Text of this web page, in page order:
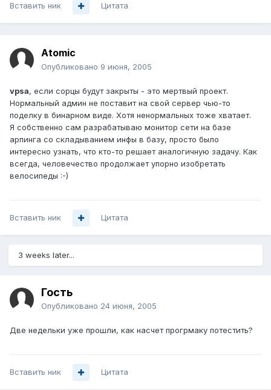
Вставить ник Цитата
Atomic
Опубликовано 9 июня, 2005
vpsa, если сорцы будут закрыты - это мертвый проект.
Нормальный админ не поставит на свой сервер чью-то
поделку в бинарном виде. Хотя ненормальных тоже хватает.
Я собственно сам разрабатываю монитор сети на базе
арпинга со складыванием инфы в базу, просто было
интересно узнать, что кто-то решает аналогичную задачу. Как
всегда, человечество продолжает упорно изобретать
велосипеды :-)
Вставить ник Цитата
3 weeks later...
Гость
Опубликовано 24 июня, 2005
Две недельки уже прошли, как насчет прогрмаку потестить?
Вставить ник Цитата